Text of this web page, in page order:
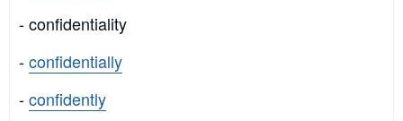
- confidentiality
-confidentially
-confidently